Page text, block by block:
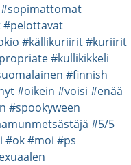
#sopimattomat
#pelottavat
#källikuriirit#kuriirit
#kullikikkeli
#finnish
#oikein #voisi #enää
#spookyween
#5/5
#ok#moi #ps